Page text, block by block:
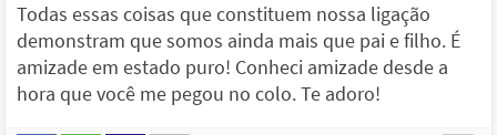
Todas essas coisas que constituem nossa ligação
demonstram que somos ainda mais que pai e filho. É
amizade em estado puro! Conheci amizade desde a
hora que você me pegou no colo. Te adoro!